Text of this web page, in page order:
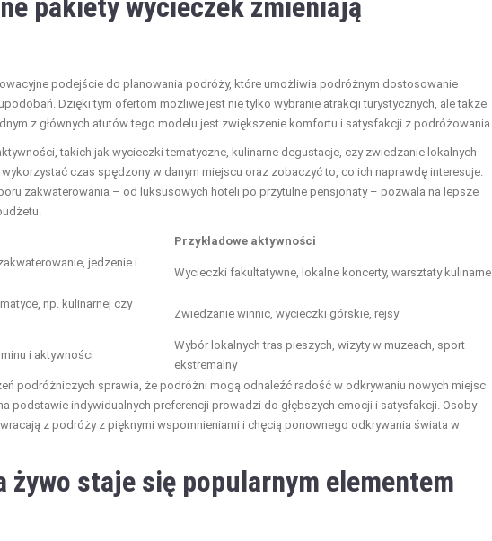
pakiety wycieczek zmieniają
podejście do planowania podróży, które umożliwia podróżnym dostosowanie
Dzięki tym ofertom możliwe jest nie tylko wybranie atrakcji turystycznych, ale także
z głównych atutów tego modelu jest zwiększenie komfortu i satysfakcji z podróżowania.
takich jak wycieczki tematyczne, kulinarne degustacje, czy zwiedzanie lokalnych
czas spędzony w danym miejscu oraz zobaczyć to, co ich naprawdę interesuje.
zakwaterowania – od luksusowych hoteli po przytulne pensjonaty – pozwala na lepsze
Przykładowe aktywności
jedzenie i
Wycieczki fakultatywne, lokalne koncerty, warsztaty kulinarne
np. kulinarnej czy
Zwiedzanie winnic, wycieczki górskie, rejsy
i aktywności
Wybór lokalnych tras pieszych, wizyty w muzeach, sport
ekstremalny
podróżniczych sprawia, że podróżni mogą odnaleźć radość w odkrywaniu nowych miejsc
podstawie indywidualnych preferencji prowadzi do głębszych emocji i satysfakcji. Osoby
z podróży z pięknymi wspomnieniami i chęcią ponownego odkrywania świata w
żywo staje się popularnym elementem